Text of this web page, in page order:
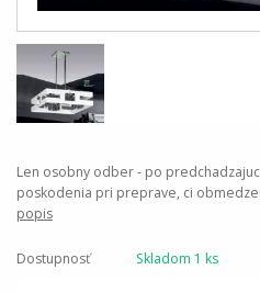
Len osobny odber - po
poskodenia pri preprave, ci
popis
Dostupnosť Skladom 1 ks